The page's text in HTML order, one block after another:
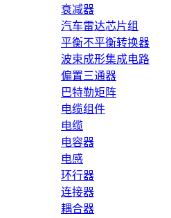
衰减器
汽车雷达芯片组
平衡不平衡转换器
波束成形集成电路
偏置三通器
巴特勒矩阵
电缆组件
电缆
电容器
电感
环行器
连接器
耦合器